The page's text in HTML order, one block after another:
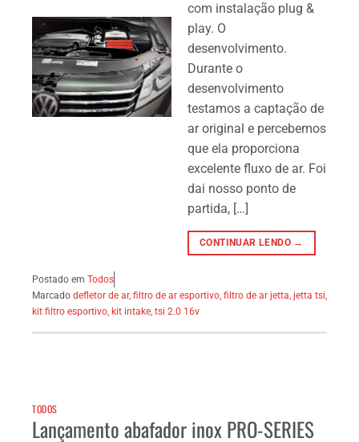
com instalação plug &
play. O
desenvolvimento.
Durante o
desenvolvimento
testamos a captação de
ar original e percebemos
que ela proporciona
excelente fluxo de ar. Foi
dai nosso ponto de
partida, […]
CONTINUAR LENDO →
Postado em Todos
Marcado defletor de ar, filtro de ar esportivo filtro de ar jetta jetta tsi
kit filtro esportivo kit intake tsi 2.0 16v
TODOS
Lançamento abafador inox PRO-SERIES